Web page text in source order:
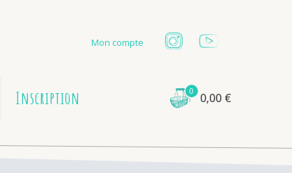
Inscription
Mon compte
0 0,00 €